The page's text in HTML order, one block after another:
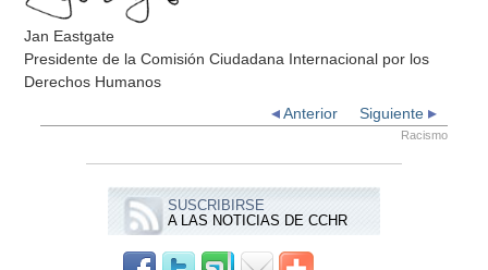
Jan Eastgate
Presidente de la Comisión Ciudadana Internacional por los
Derechos Humanos
Siguiente
Anterior
Racismo
SUSCRIBIRSE
A LAS NOTICIAS DE CCHR